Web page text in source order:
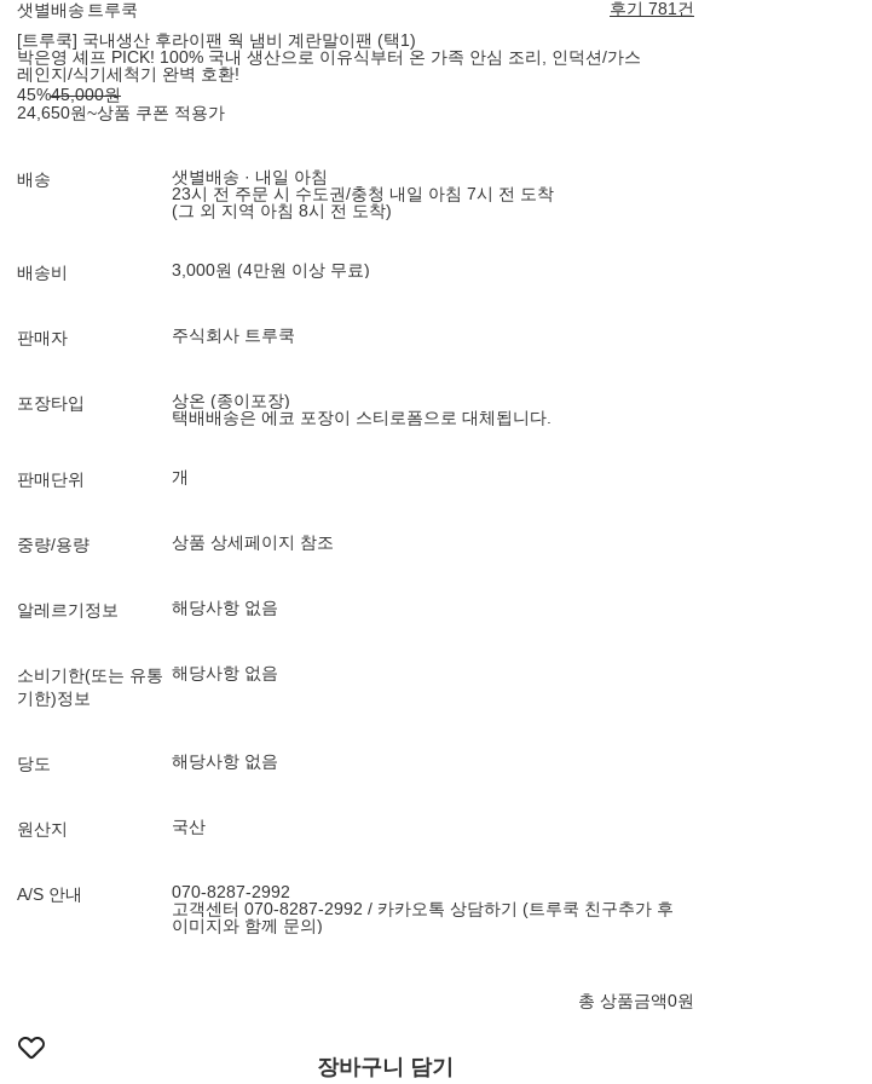
샛별배송 트루쿡
후기 781건
[트루쿡] 국내생산 후라이팬 웍 냄비 계란말이팬 (택1)
박은영 셰프 PICK! 100% 국내 생산으로 이유식부터 온 가족 안심 조리, 인덕션/가스
레인지/식기세척기 완벽 호환!
45%45,000원
24,650원~상품 쿠폰 적용가
배송
샛별배송 · 내일 아침
23시 전 주문 시 수도권/충청 내일 아침 7시 전 도착
(그 외 지역 아침 8시 전 도착)
배송비 3,000원 (4만원 이상 무료)
판매자 주식회사 트루쿡
포장타입
상온 (종이포장)
택배배송은 에코 포장이 스티로폼으로 대체됩니다.
판매단위 개
중량/용량 상품 상세페이지 참조
알레르기정보 해당사항 없음
소비기한(또는 유통
기한)정보
해당사항 없음
당도 해당사항 없음
원산지 국산
A/S 안내
070-8287-2992
고객센터 070-8287-2992 / 카카오톡 상담하기 (트루쿡 친구추가 후
이미지와 함께 문의)
총 상품금액0원
장바구니 담기